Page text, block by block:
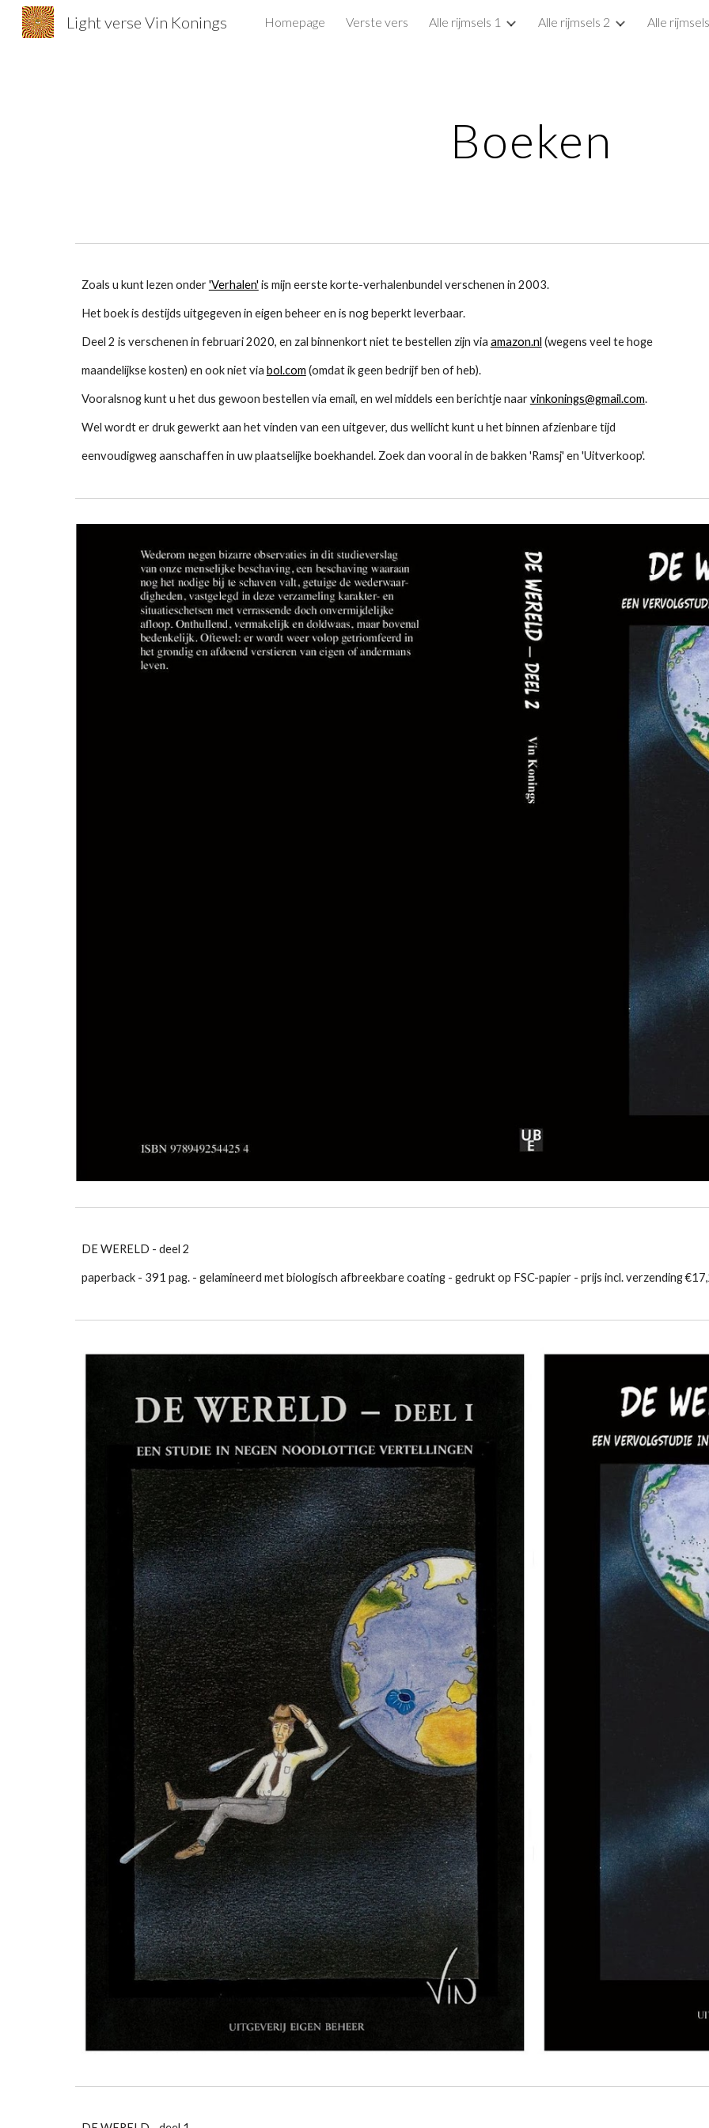
Skip to main content Skip to
Light verse Vin Konings Homepage Verste vers Alle rijmsels 1 Alle rijmsels 2 Alle
Boeken
Zoals u kunt lezen onder'Verhalen' is mijn eerste korte-verhalenbundel verschenen in 2003.
Het boek is destijds uitgegeven in eigen beheer en is nog beperkt leverbaar.
Deel 2 is verschenen in februari 2020, en zal binnenkort niet te bestellen zijn via amazon.nl (wegens veel te hoge
maandelijkse kosten) en ook niet via bol.com (omdat ik geen bedrijf ben of heb).
Vooralsnog kunt u het dus gewoon bestellen via email, en wel middels een berichtje naarvinkonings@gmail.com.
Wel wordt er druk gewerkt aan het vinden van een uitgever, dus wellicht kunt u het binnen afzienbare tijd
eenvoudigweg aanschaffen in uw plaatselijke boekhandel. Zoek dan vooral in de bakken 'Ramsj' en 'Uitverkoop'.
DE WERELD - deel 2
paperback - 391 pag. - gelamineerd met biologisch afbreekbare coating - gedrukt op FSC-papier - prijs incl. verzending